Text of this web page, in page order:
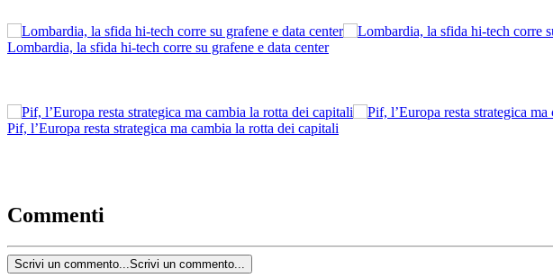
Lombardia, la sfida hi-tech corre su grafene e data center
Pif, l’Europa resta strategica ma cambia la rotta dei capitali
Commenti
Scrivi un commento... Scrivi un commento...